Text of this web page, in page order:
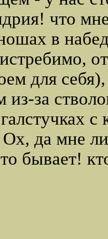
что
в
для
из-за
да мне
бывает!